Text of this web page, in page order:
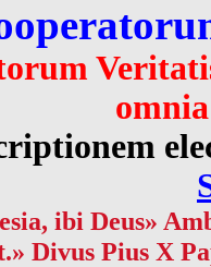
ibi Deus»
Divus Pius X